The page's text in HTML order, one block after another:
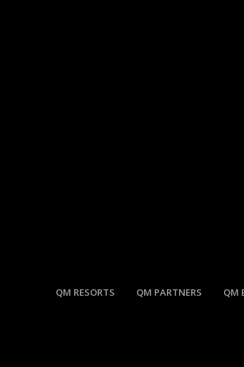
QM RESORTS QM PARTNERS QM